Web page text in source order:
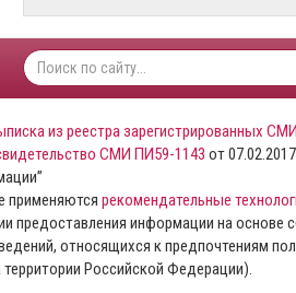
из реестра зарегистрированных СМИ
СМИ ПИ59-1143 от
применяются рекомендательные
предоставления информации на основе
относящихся к предпочтениям
Российской Федерации).